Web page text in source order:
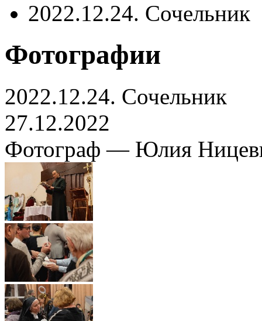
2022.12.24. Сочельник
Фотографии
2022.12.24. Сочельник
27.12.2022
Фотограф — Юлия